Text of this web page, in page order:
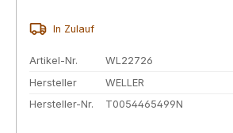
In Zulauf
Artikel-Nr.
WL22726
Hersteller
WELLER
Hersteller-Nr.
T0054465499N